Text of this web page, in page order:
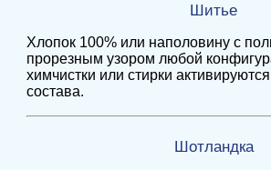
Шитье
Хлопок 100% или наполовину с
прорезным узором любой
химчистки или стирки
состава.
Шотландка